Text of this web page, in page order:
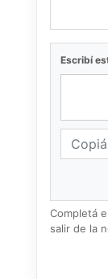
Escribí
Completá
salir de la